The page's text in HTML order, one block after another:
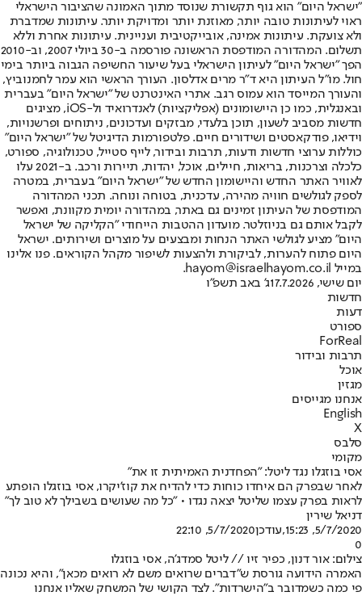
"ישראל היום" הוא גוף תקשורת שנוסד מתוך האמונה שהציבור הישראלי
ראוי לעיתונות טובה יותר, מאוזנת יותר ומדויקת יותר. עיתונות שמדברת
ולא צועקת. עיתונות אמינה, אובייקטיבית ועניינית. עיתונות אחרת וללא
תשלום. המהדורה המודפסת הראשונה פורסמה ב-30 ביולי 2007, וב-2010
הפך "ישראל היום" לעיתון הישראלי בעל שיעור החשיפה הגבוה ביותר בימי
חול. מו"ל העיתון היא ד"ר מרים אדלסון. העורך הראשי הוא עמר לחמנוביץ,
והעורך המייסד הוא עמוס רגב. אתרי האינטרנט של "ישראל היום" בעברית
ובאנגלית, כמו כן היישומונים (אפליקציות) לאנדרואיד ול-iOS, מציגים
חדשות מסביב לשעון, תוכן בלעדי, מבזקים ועדכונים, ניתוחים ופרשנויות,
וידיאו, פודקאסטים ושידורים חיים. פלטפורמות הדיגיטל של "ישראל היום"
כוללות ערוצי חדשות ודעות, תרבות ובידור, לייף סטייל, טכנולוגיה, ספורט,
כלכלה וצרכנות, בריאות, חיילים, אוכל, יהדות, תיירות ורכב. ב-2021 עלו
לאוויר האתר החדש והיישומון החדש של "ישראל היום" בעברית, במטרה
לספק לגולשים חוויה מהירה, עדכנית, בטוחה ונוחה. תכני המהדורה
המודפסת של העיתון זמינים גם באתר, במהדורה יומית מקוונת, ואפשר
לקבל אותם גם בניוזלטר. מועדון ההטבות הייחודי "הקליקה של ישראל
היום" מציע לגולשי האתר הנחות ומבצעים על מוצרים ושירותים. ישראל
היום פתוח להערות, לביקורת ולהצעות לשיפור מקהל הקוראים. פנו אלינו
במייל hayom@israelhayom.co.il.
יום שישי, 17.7.2026
ג' באב תשפ"ו
חדשות
דעות
ספורט
ForReal
תרבות ובידור
אוכל
מגזין
אנחנו מגייסים
English
X
סלבס
מקומי
אסי בוזגלו נגד ליטל: "הפחדנית האמיתית זו את"
לאחר שבפרק הם איחדו כוחות כדי להדיח את קוז'יקרו, אסי בוזגלו הופתע
לראות בפרק עצמו שליטל יצאה נגדו • "כל מה שעושים בשבילך לא טוב לך"
דניאל שירין
5/7/2020, 15:23
,עודכן5/7/2020, 22:10
0
צילום: אור דנון, כפיר זיו // ליטל סמדג'ה, אסי בוזגלו
האמרה הידועה גורסת ש"דברים שרואים משם לא רואים מכאן", והיא נכונה
פי כמה כשמדובר ב"הישרדות". לצד הקושי של המשחק שאליו אנחנו